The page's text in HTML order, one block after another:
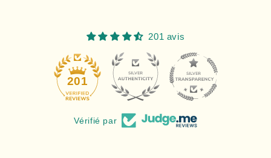
201 avis
34
Vérifié par